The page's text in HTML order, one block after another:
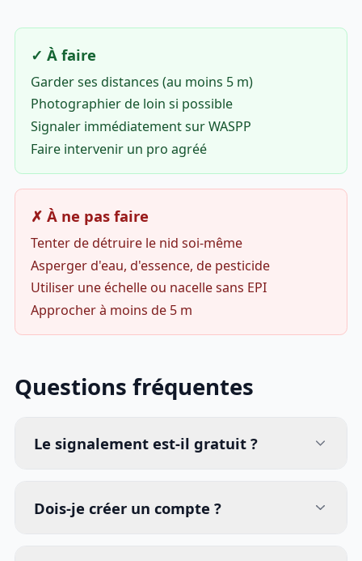
✓ À faire
Garder ses distances (au moins 5 m)
Photographier de loin si possible
Signaler immédiatement sur WASPP
Faire intervenir un pro agréé
✗ À ne pas faire
Tenter de détruire le nid soi-même
Asperger d'eau, d'essence, de pesticide
Utiliser une échelle ou nacelle sans EPI
Approcher à moins de 5 m
Questions fréquentes
Le signalement est-il gratuit ?
Dois-je créer un compte ?